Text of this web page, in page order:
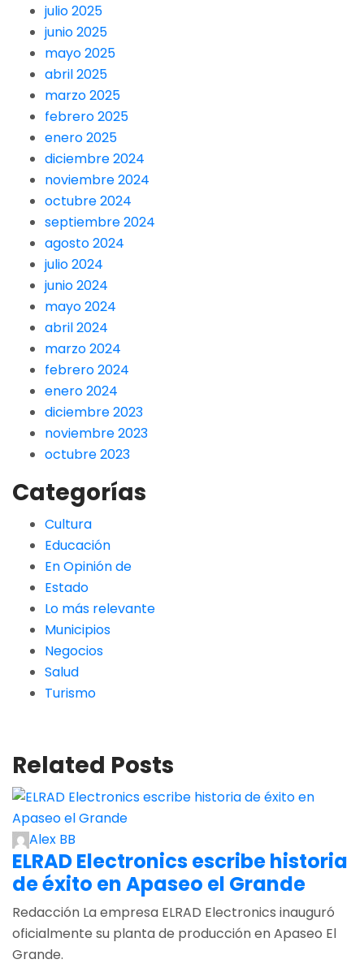
julio 2025
junio 2025
mayo 2025
abril 2025
marzo 2025
febrero 2025
enero 2025
diciembre 2024
noviembre 2024
octubre 2024
septiembre 2024
agosto 2024
julio 2024
junio 2024
mayo 2024
abril 2024
marzo 2024
febrero 2024
enero 2024
diciembre 2023
noviembre 2023
octubre 2023
Categorías
Cultura
Educación
En Opinión de
Estado
Lo más relevante
Municipios
Negocios
Salud
Turismo
Related Posts
Alex BB
ELRAD Electronics escribe historia
de éxito en Apaseo el Grande
Redacción La empresa ELRAD Electronics inauguró
oficialmente su planta de producción en Apaseo El
Grande.